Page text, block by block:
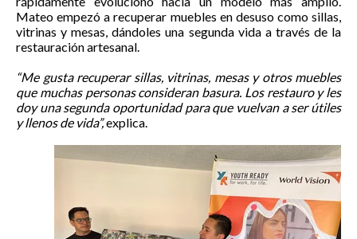
Mateo empezó a recuperar muebles en desuso como sillas,
vitrinas y mesas, dándoles una segunda vida a través de la
restauración artesanal.
“Me gusta recuperar sillas, vitrinas, mesas y otros muebles
que muchas personas consideran basura. Los restauro y les
doy una segunda oportunidad para que vuelvan a ser útiles
y llenos de vida”,explica.